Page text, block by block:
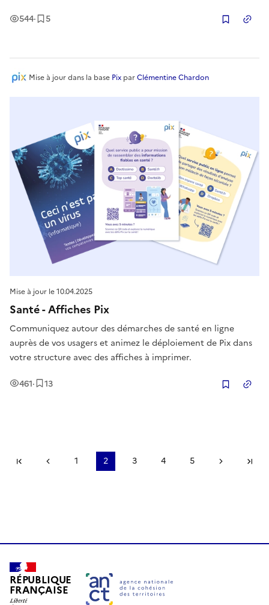
544Vues
· 5Enregistrement
Mise à jour le10.04.2025
Santé - Affiches Pix
Communiquez autour des démarches de santé en ligne
auprès de vos usagers et animez le déploiement de Pix dans
votre structure avec des affiches à imprimer.
461Vues
· 13Enregistrement
Mise à jourdans la base Pix parClémentine Chardon
Première pagePage précédente
1 2 3 4 5 Page
RÉPUBLIQUE
FRANÇAISE